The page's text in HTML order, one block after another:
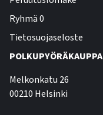
Ryhmä 0
Tietosuojaseloste
POLKUPYÖRÄKAUPPA
Melkonkatu 26
00210 Helsinki